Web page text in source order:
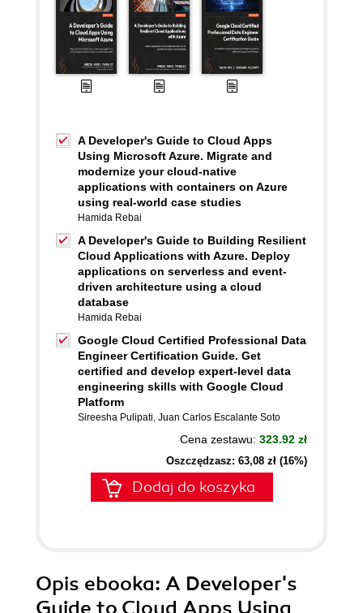
A Developer's Guide to Cloud Apps
Using Microsoft Azure. Migrate and
modernize your cloud-native
applications with containers on Azure
using real-world case studies
Hamida Rebai
A Developer's Guide to Building Resilient
Cloud Applications with Azure. Deploy
applications on serverless and event-
driven architecture using a cloud
database
Hamida Rebai
Google Cloud Certified Professional Data
Engineer Certification Guide. Get
certified and develop expert-level data
engineering skills with Google Cloud
Platform
Sireesha Pulipati, Juan Carlos Escalante Soto
Cena zestawu: 323.92 zł
Oszczędzasz: 63,08 zł (16%)
Dodaj do koszyka
Opis ebooka: A Developer's
Guide to Cloud Apps Using